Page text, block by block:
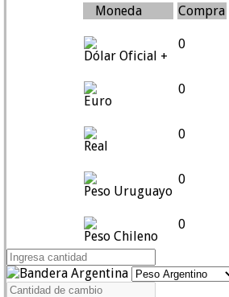
Moneda Compra
Dólar Oficial +
0
Euro
0
Real
0
Peso Uruguayo
0
Peso Chileno
0